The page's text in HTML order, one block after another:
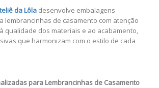
da Lôla desenvolve embalagens
lembrancinhas de casamento com atenção
qualidade dos materiais e ao acabamento,
que harmonizam com o estilo de cada
para Lembrancinhas de Casamento